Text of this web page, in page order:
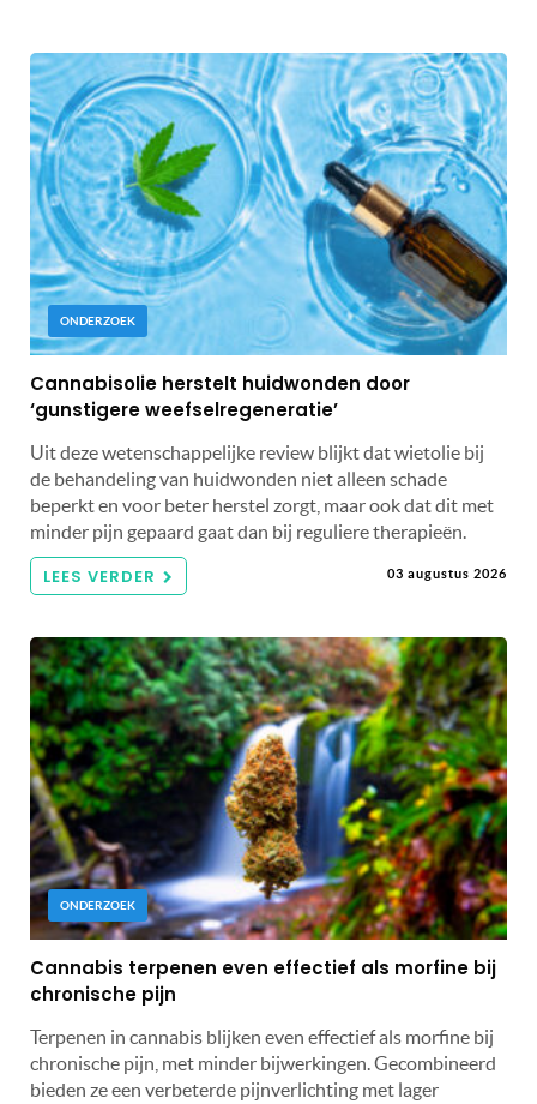
ONDERZOEK
Cannabisolie herstelt huidwonden door
‘gunstigere weefselregeneratie’
Uit deze wetenschappelijke review blijkt dat wietolie bij
de behandeling van huidwonden niet alleen schade
beperkt en voor beter herstel zorgt, maar ook dat dit met
minder pijn gepaard gaat dan bij reguliere therapieën.
LEES VERDER 03 augustus 2026
ONDERZOEK
Cannabis terpenen even effectief als morfine bij
chronische pijn
Terpenen in cannabis blijken even effectief als morfine bij
chronische pijn, met minder bijwerkingen. Gecombineerd
bieden ze een verbeterde pijnverlichting met lager